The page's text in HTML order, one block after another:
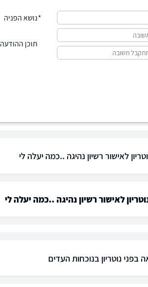
נושא הפניה
תוכן ההודעה
לאישור רשיון נהיגה ..כמה יעלה לי
לאישור רשיון נהיגה ..כמה יעלה לי
בפני נוטריון בנוכחות העדים